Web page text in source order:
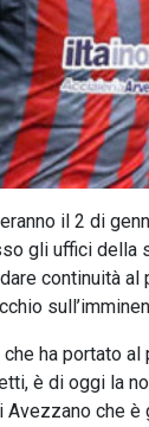
il 2 di
gli uffici della
continuità al
che ha portato
è di oggi la
Avezzano che è